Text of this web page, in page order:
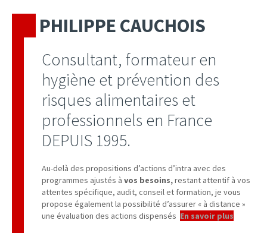
PHILIPPE CAUCHOIS
Consultant, formateur en
hygiène et prévention des
risques alimentaires et
professionnels en France
DEPUIS 1995.
Au-delà des propositions d’actions d’intra avec des
programmes ajustés àvos besoins,restant attentif à vos
attentes spécifique, audit, conseil et formation, je vous
propose également la possibilité d’assurer « à distance »
une évaluation des actions dispensés En savoir plus